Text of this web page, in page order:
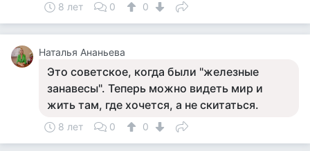
8 лет 0 0
Наталья Ананьева
Это советское, когда были "железные
занавесы". Теперь можно видеть мир и
жить там, где хочется, а не скитаться.
8 лет 0 0